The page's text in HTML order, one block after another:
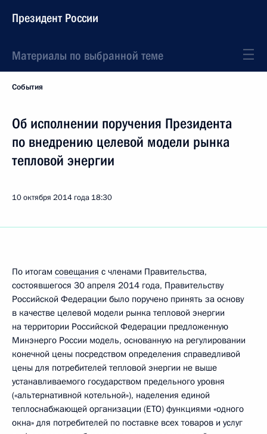
Президент России
Материалы по выбранной теме
События
Об исполнении поручения Президента
по внедрению целевой модели рынка
тепловой энергии
10 октября 2014 года 18:30
По итогам совещания с членами Правительства,
состоявшегося 30 апреля 2014 года, Правительству
Российской Федерации было поручено принять за основу
в качестве целевой модели рынка тепловой энергии
на территории Российской Федерации предложенную
Минэнерго России модель, основанную на регулировании
конечной цены посредством определения справедливой
цены для потребителей тепловой энергии не выше
устанавливаемого государством предельного уровня
(«альтернативной котельной»), наделения единой
теплоснабжающей организации (ЕТО) функциями «одного
окна» для потребителей по поставке всех товаров и услуг